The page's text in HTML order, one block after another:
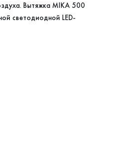
Вытяжка MIKA 500
светодиодной LED-